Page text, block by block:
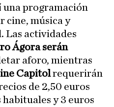
una programación
cine, música y
Las actividades
Ágora serán
aforo, mientras
Capitolrequerirán
de 2,50 euros
y 3 euros